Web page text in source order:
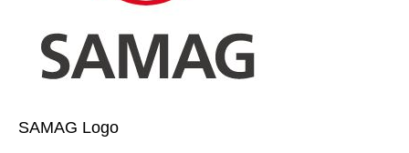
SAMAG Logo